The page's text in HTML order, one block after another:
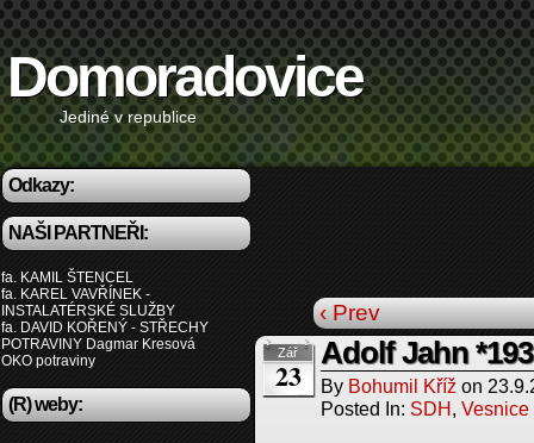
Domoradovice
Jediné v republice
Odkazy:
NAŠI PARTNEŘI:
fa. KAMIL ŠTENCEL
fa. KAREL VAVŘÍNEK -
INSTALATÉRSKÉ SLUŽBY
fa. DAVID KOŘENÝ - STŘECHY
POTRAVINY Dagmar Kresová
OKO potraviny
(R) weby:
‹ Prev
Zář
23
Adolf Jahn
By Bohumil Kříž on
Posted In: SDH, Vesnice